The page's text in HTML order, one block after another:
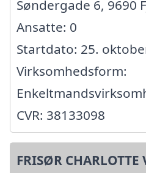
Søndergade 6, 9690
Ansatte: 0
Startdato: 25.
Virksomhedsform:
CVR: 38133098
FRISØR CHARLOTTE